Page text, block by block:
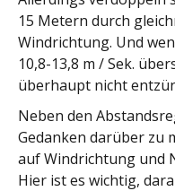
15 Metern durch
Windrichtung. Und
10,8-13,8 m / Sek.
überhaupt nicht
Neben den
Gedanken darüber zu
auf Windrichtung und
Hier ist es wichtig,